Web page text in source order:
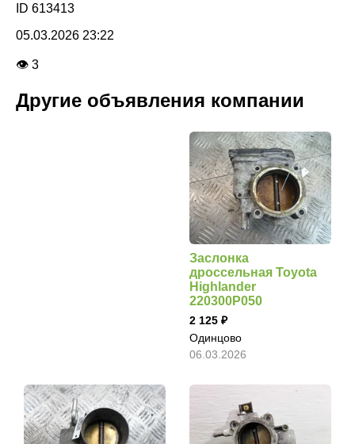
ID 613413
05.03.2026 23:22
👁 3
Другие объявления компании
Заслонка
дроссельная Toyota
Highlander
220300P050
2 125
Одинцово
06.03.2026